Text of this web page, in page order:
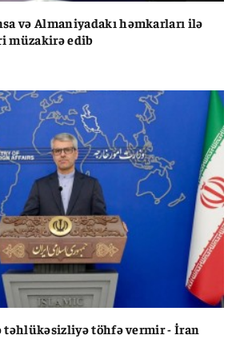
və Almaniyadakı həmkarları ilə
müzakirə edib
təhlükəsizliyə töhfə vermir - İran